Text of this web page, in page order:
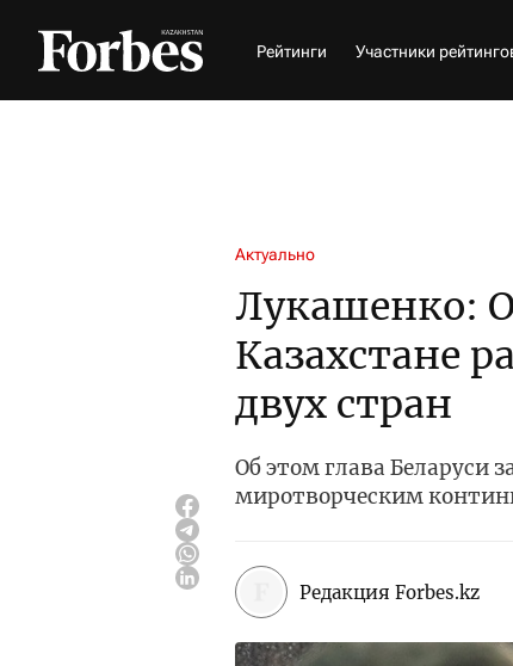
Рейтинги Участники
Актуально
Лукашенко:
Казахстане
двух стран
Об этом глава Беларуси
миротворческим
Редакция Forbes.kz